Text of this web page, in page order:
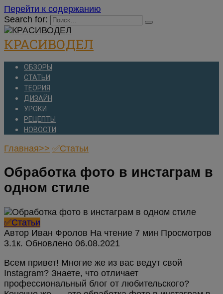
Перейти к содержанию
Search for:
КРАСИВОДЕЛ
ОБЗОРЫ
СТАТЬИ
ТЕОРИЯ
ДИЗАЙН
УРОКИ
РЕЦЕПТЫ
НОВОСТИ
Главная>> ✅Статьи
Обработка фото в инстаграм в
одном стиле
✅Статьи
Автор Иван Фролов На чтение 7 мин Просмотров
3.1к. Обновлено
Всем привет! Многие же из вас ведут свой
Instagram? Знаете, что отличает
профессиональный блог от любительского?